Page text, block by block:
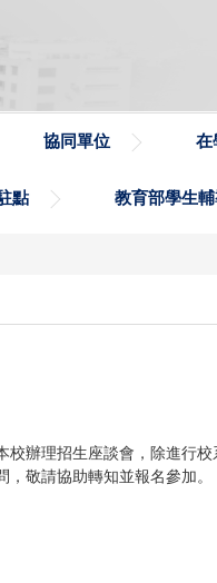
協同單位 在
點 教育部學生
辦理招生座談會，除進行
敬請協助轉知並報名參加。